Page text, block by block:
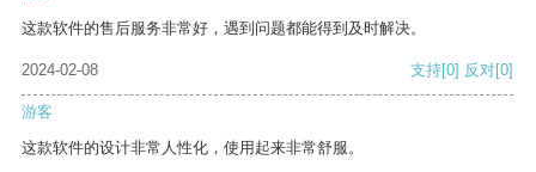
这款软件的售后服务非常好，遇到问题都能得到及时解决。
2024-02-08 支持[0] 反对[0]
游客
这款软件的设计非常人性化，使用起来非常舒服。